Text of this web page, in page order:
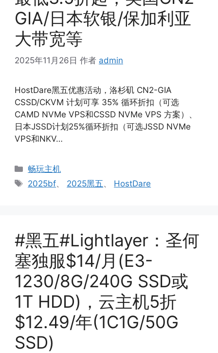
GIA/日本软银/保加利亚
大带宽等
2025年11月26日 作者 admin
HostDare黑五优惠活动，洛杉矶 CN2-GIA
CSSD/CKVM 计划可享 35% 循环折扣（可选
CAMD NVMe VPS和CSSD NVMe VPS 方案）、
日本JSSD计划25%循环折扣（可选JSSD NVMe
VPS和NKV…
分
类
畅玩主机
标
2025bf、 2025黑五、 HostDare
#黑五#Lightlayer：圣何
塞独服$14/月(E3-
1230/8G/240G SSD或
1T HDD)，云主机5折
$12.49/年(1C1G/50G
SSD)